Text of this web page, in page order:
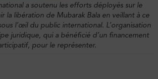
a soutenu les efforts déployés sur le
la libération de Mubarak Bala en veillant à ce
l’œil du public international. L’organisation
juridique, qui a bénéficié d’un financement
pour le représenter.